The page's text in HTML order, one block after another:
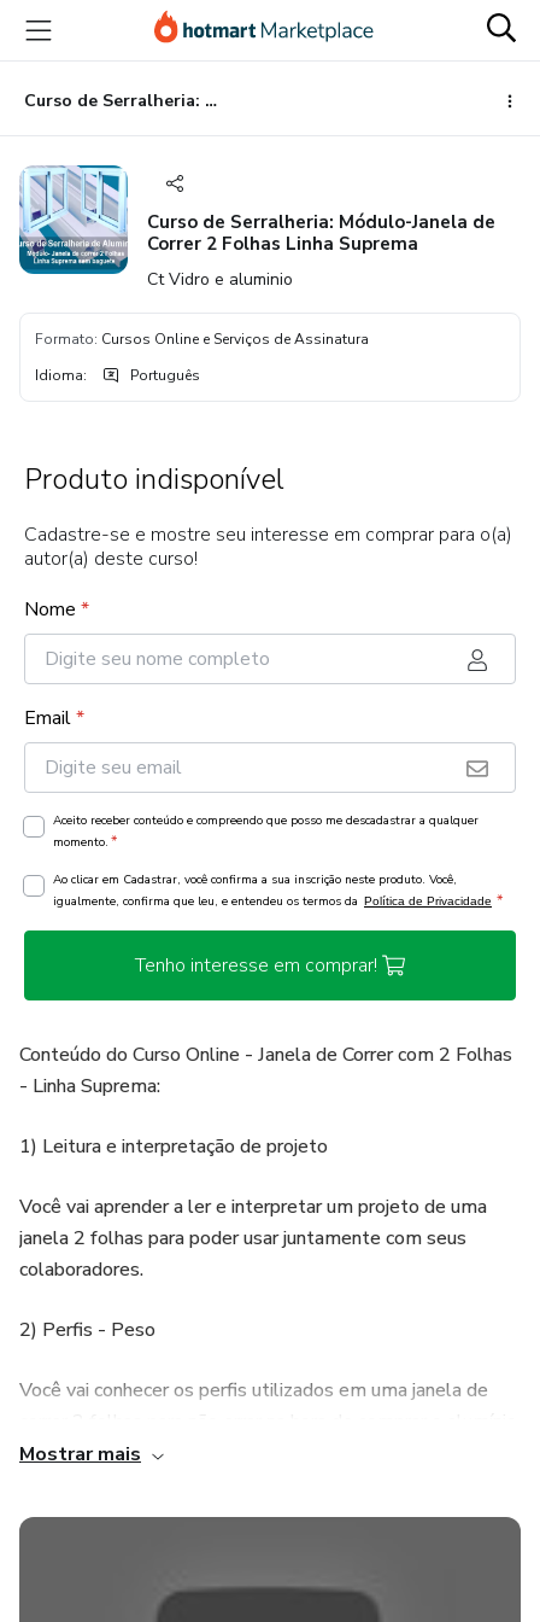
para
conteúdo
principal
para
pagamento
para
rodapé
Curso de Serralheria: Módulo-Janela de Correr 2 Folhas Linha Suprema
Curso de Serralheria: Módulo-Janela de
Correr 2 Folhas Linha Suprema
Ct Vidro e aluminio
Formato: Cursos Online e Serviços de Assinatura
Idioma: Português
Produto indisponível
Cadastre-se e mostre seu interesse em comprar para o(a)
autor(a) deste curso!
Nome *
Email*
Aceito receber conteúdo e compreendo que posso me descadastrar a qualquer
momento. *
Ao clicar em Cadastrar, você confirma a sua inscrição neste produto. Você,
igualmente, confirma que leu, e entendeu os termos da Política de Privacidade *
Tenho interesse em comprar!
Conteúdo do Curso Online - Janela de Correr com 2 Folhas
- Linha Suprema:
1) Leitura e interpretação de projeto
Você vai aprender a ler e interpretar um projeto de uma
janela 2 folhas para poder usar juntamente com seus
colaboradores.
2) Perfis - Peso
Você vai conhecer os perfis utilizados em uma janela de
e também saber calcular o peso da sua janela.
3) Orçamento
correto de sua janela, descobrindo o peso do alumínio
Mostrar mais